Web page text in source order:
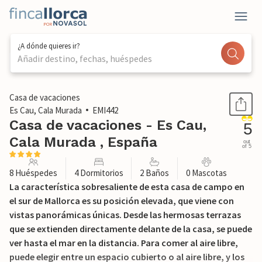
¿A dónde quieres ir?
Añadir destino, fechas, huéspedes
1 / 42
Casa de vacaciones
Es Cau, Cala Murada
EMI442
Casa de vacaciones - Es Cau,
Cala Murada , España
5
out
of 5
8 Huéspedes 4 Dormitorios 2 Baños 0 Mascotas
La característica sobresaliente de esta casa de campo en
el sur de Mallorca es su posición elevada, que viene con
vistas panorámicas únicas. Desde las hermosas terrazas
que se extienden directamente delante de la casa, se puede
ver hasta el mar en la distancia. Para comer al aire libre,
puede elegir entre un espacio cubierto o al aire libre, y los